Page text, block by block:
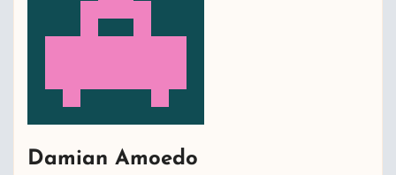
Damian Amoedo